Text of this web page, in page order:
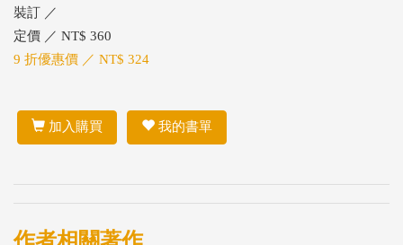
裝訂 ／
定價 ／ NT$ 360
9 折優惠價 ／ NT$ 324
加入購買 我的書單
作者相關著作